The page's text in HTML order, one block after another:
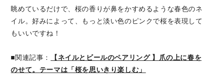
眺めているだけで、桜の香りが鼻をかすめるような春色のネ
イル。好みによって、もっと淡い色のピンクで桜を表現して
もいいですね！
■関連記事：
【ネイルとビールのペアリング 】爪の上に春を
のせて。テーマは「桜を思いきり楽しむ」